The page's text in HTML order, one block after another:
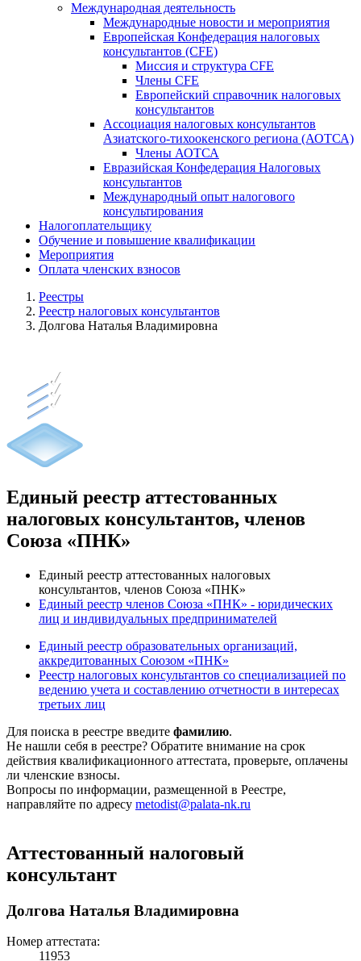
Международная деятельность
Международные новости и мероприятия
Европейская Конфедерация налоговых
консультантов (CFE)
Миссия и структура CFE
Члены CFE
Европейский справочник налоговых
консультантов
Ассоциация налоговых консультантов
Азиатского-тихоокенского региона (АОТСА)
Члены АОТСА
Евразийская Конфедерация Налоговых
консультантов
Международный опыт налогового
консультирования
Налогоплательщику
Обучение и повышение квалификации
Мероприятия
Оплата членских взносов
Реестры
Реестр налоговых консультантов
Долгова Наталья Владимировна
Единый реестр аттестованных
налоговых консультантов, членов
Союза «ПНК»
Единый реестр аттестованных налоговых
консультантов, членов Союза «ПНК»
Единый реестр членов Союза «ПНК» - юридических
лиц и индивидуальных предпринимателей
Единый реестр образовательных организаций,
аккредитованных Союзом «ПНК»
Реестр налоговых консультантов со специализацией по
ведению учета и составлению отчетности в интересах
третьих лиц
Для поиска в реестре введите фамилию.
Не нашли себя в реестре? Обратите внимание на срок
действия квалификационного аттестата, проверьте, оплачены
ли членские взносы.
Вопросы по информации, размещенной в Реестре,
направляйте по адресу metodist@palata-nk.ru
Аттестованный налоговый
консультант
Долгова Наталья Владимировна
Номер аттестата:
11953